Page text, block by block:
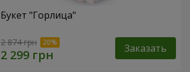
Букет "Горлица"
2 874 грн Заказать